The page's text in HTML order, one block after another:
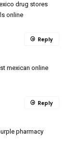
drug stores
online
mexican online
Reply
pharmacy
Reply